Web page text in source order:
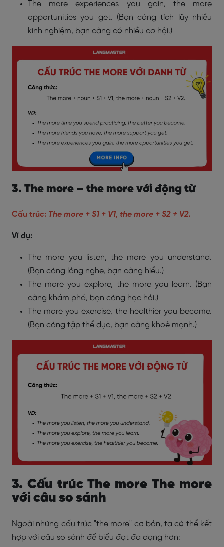
The more experiences you gain, the more
opportunities you get. (Bạn càng tích lũy nhiều
kinh nghiệm, bạn càng có nhiều cơ hội.)
3. The more – the more với động từ
Cấu trúc: The more + S1 + V1, the more + S2 + V2.
Ví dụ:
The more you listen, the more you understand.
(Bạn càng lắng nghe, bạn càng hiểu.)
The more you explore, the more you learn. (Bạn
càng khám phá, bạn càng học hỏi.)
The more you exercise, the healthier you become.
(Bạn càng tập thể dục, bạn càng khoẻ mạnh.)
3. Cấu trúc The more The more
với câu so sánh
Ngoài những cấu trúc "the more" cơ bản, ta có thể kết
hợp với câu so sánh để biểu đạt đa dạng hơn: